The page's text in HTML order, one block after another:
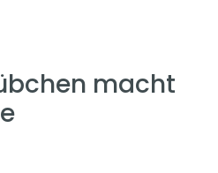
macht